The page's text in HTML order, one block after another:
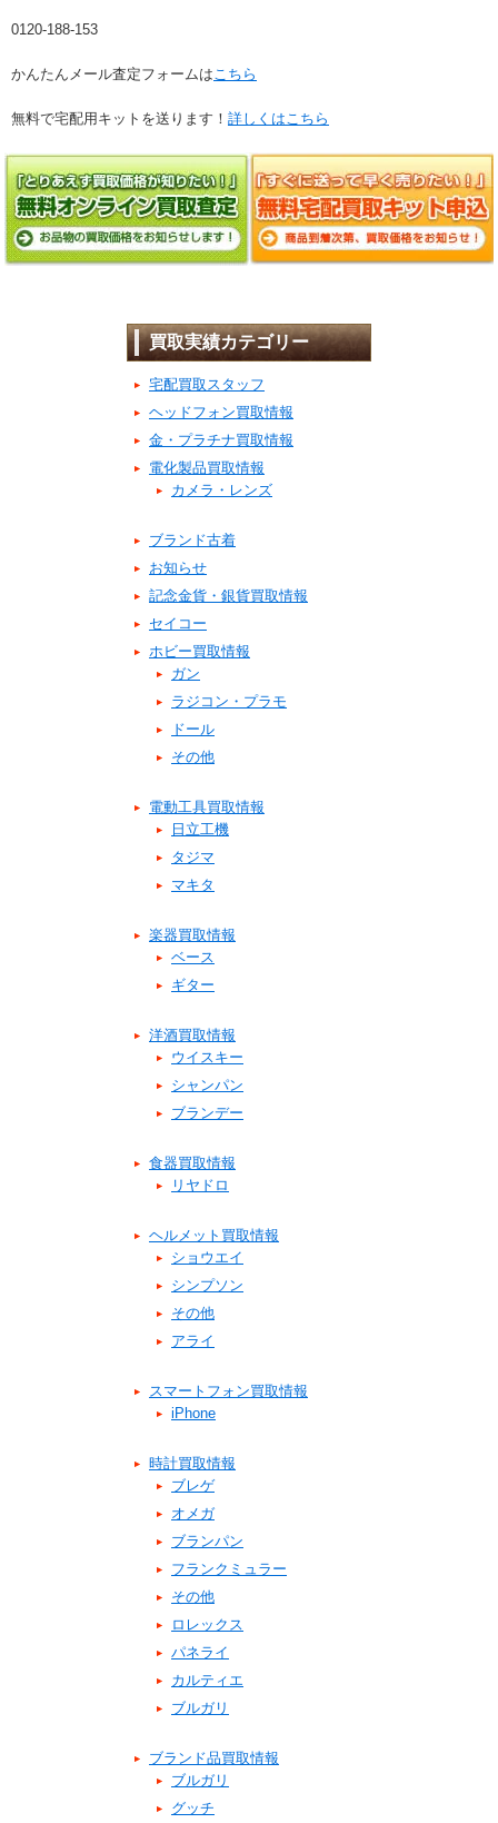
0120-188-153
かんたんメール査定フォームはこちら
無料で宅配用キットを送ります！ 詳しくはこちら
買取実績カテゴリー
宅配買取スタッフ
ヘッドフォン買取情報
金・プラチナ買取情報
電化製品買取情報
カメラ・レンズ
ブランド古着
お知らせ
記念金貨・銀貨買取情報
セイコー
ホビー買取情報
ガン
ラジコン・プラモ
ドール
その他
電動工具買取情報
日立工機
タジマ
マキタ
楽器買取情報
ベース
ギター
洋酒買取情報
ウイスキー
シャンパン
ブランデー
食器買取情報
リヤドロ
ヘルメット買取情報
ショウエイ
シンプソン
その他
アライ
スマートフォン買取情報
iPhone
時計買取情報
ブレゲ
オメガ
ブランパン
フランクミュラー
その他
ロレックス
パネライ
カルティエ
ブルガリ
ブランド品買取情報
ブルガリ
グッチ